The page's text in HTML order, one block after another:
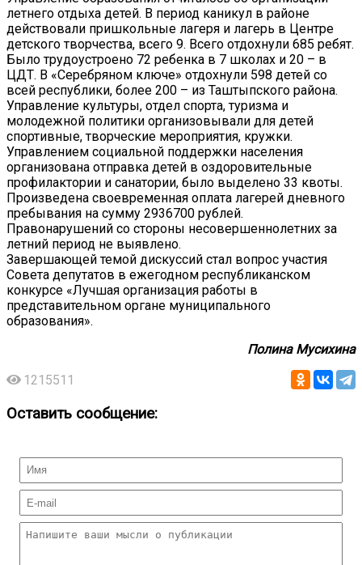
летнего отдыха детей. В период каникул в районе
действовали пришкольные лагеря и лагерь в Центре
детского творчества, всего 9. Всего отдохнули 685 ребят.
Было трудоустроено 72 ребенка в 7 школах и 20 – в
ЦДТ. В «Серебряном ключе» отдохнули 598 детей со
всей республики, более 200 – из Таштыпского района.
Управление культуры, отдел спорта, туризма и
молодежной политики организовывали для детей
спортивные, творческие мероприятия, кружки.
Управлением социальной поддержки населения
организована отправка детей в оздоровительные
профилактории и санатории, было выделено 33 квоты.
Произведена своевременная оплата лагерей дневного
пребывания на сумму 2936700 рублей.
Правонарушений со стороны несовершеннолетних за
летний период не выявлено.
Завершающей темой дискуссий стал вопрос участия
Совета депутатов в ежегодном республиканском
конкурсе «Лучшая организация работы в
представительном органе муниципального
образования».
Полина Мусихина
1215511
Оставить сообщение: